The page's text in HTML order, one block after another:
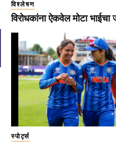
विश्लेषण
विरोधकांना ऐकवेल मोटा भाईचा
स्पोर्ट्स